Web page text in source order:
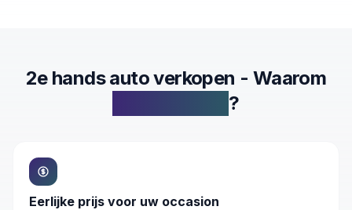
2e hands auto verkopen - Waarom
?
Eerlijke prijs voor uw occasion